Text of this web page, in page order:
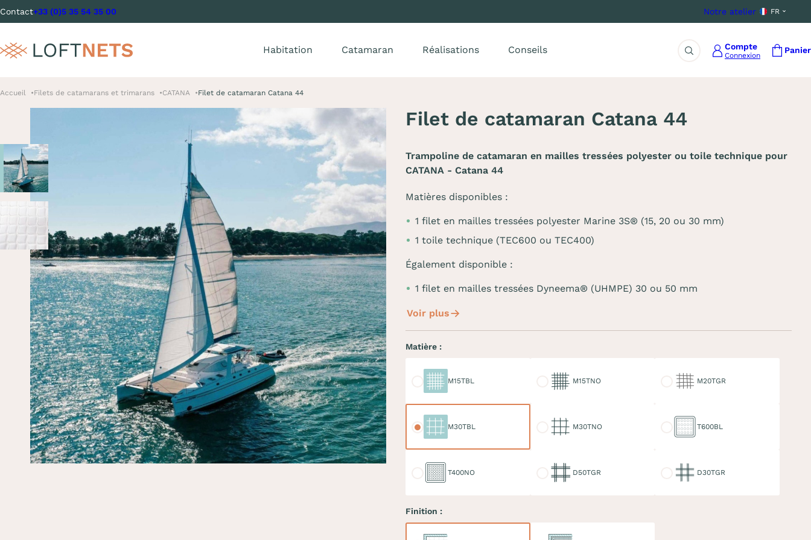
Contact+33 (0)5 35 54 35 00 Notre atelier FR
Habitation Catamaran Réalisations Conseils
Rechercher
Compte
Connexion
Panier
Accueil Filets de catamarans et trimarans CATANA Filet de catamaran Catana 44
Filet de catamaran Catana 44
Trampoline de catamaran en mailles tressées polyester ou toile technique pour
CATANA - Catana 44
Matières disponibles :
1 filet en mailles tressées polyester Marine 3S® (15, 20 ou 30 mm)
1 toile technique (TEC600 ou TEC400)
Également disponible :
1 filet en mailles tressées Dyneema® (UHMPE) 30 ou 50 mm
Voir plus
Matière :
M15TBL M15TNO M20TGR
M30TBL M30TNO T600BL
T400NO D50TGR D30TGR
Finition :